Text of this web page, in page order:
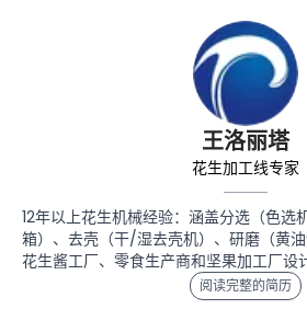
王洛丽塔
花生加工线专家
12年以上花生机械经验：涵盖分选（色选
箱）、去壳（干/湿去壳机）、研磨（黄
花生酱工厂、零食生产商和坚果加工厂设
阅读完整的简历